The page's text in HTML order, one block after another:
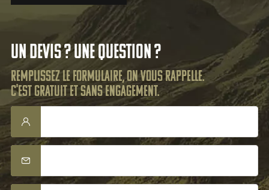
Un devis ? Une question ?
Remplissez le formulaire, on vous rappelle.
C'est gratuit et sans engagement.